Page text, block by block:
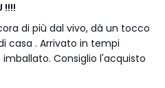
!!!!
di più dal vivo, dà un tocco
casa . Arrivato in tempi
Consiglio l'acquisto